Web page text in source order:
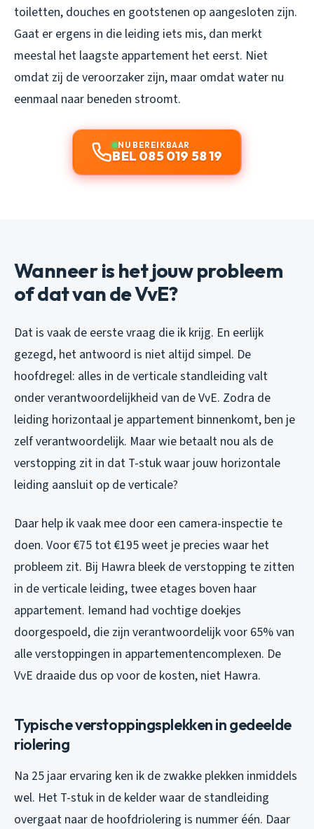
toiletten, douches en gootstenen op aangesloten zijn.
Gaat er ergens in die leiding iets mis, dan merkt
meestal het laagste appartement het eerst. Niet
omdat zij de veroorzaker zijn, maar omdat water nu
eenmaal naar beneden stroomt.
NU BEREIKBAAR
BEL 085 019 58 19
Wanneer is het jouw probleem
of dat van de VvE?
Dat is vaak de eerste vraag die ik krijg. En eerlijk
gezegd, het antwoord is niet altijd simpel. De
hoofdregel: alles in de verticale standleiding valt
onder verantwoordelijkheid van de VvE. Zodra de
leiding horizontaal je appartement binnenkomt, ben je
zelf verantwoordelijk. Maar wie betaalt nou als de
verstopping zit in dat T-stuk waar jouw horizontale
leiding aansluit op de verticale?
Daar help ik vaak mee door een camera-inspectie te
doen. Voor €75 tot €195 weet je precies waar het
probleem zit. Bij Hawra bleek de verstopping te zitten
in de verticale leiding, twee etages boven haar
appartement. Iemand had vochtige doekjes
doorgespoeld, die zijn verantwoordelijk voor 65% van
alle verstoppingen in appartementencomplexen. De
VvE draaide dus op voor de kosten, niet Hawra.
Typische verstoppingsplekken in gedeelde
riolering
Na 25 jaar ervaring ken ik de zwakke plekken inmiddels
wel. Het T-stuk in de kelder waar de standleiding
overgaat naar de hoofdriolering is nummer één. Daar